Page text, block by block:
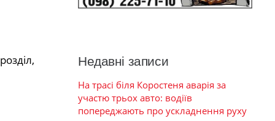
Недавні записи
На трасі біля Коростеня аварія за
участю трьох авто: водіїв
попереджають про ускладнення руху